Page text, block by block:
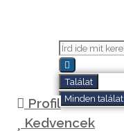
tartalombaSearch
...
Találat
Minden találat
Profil
Kedvencek